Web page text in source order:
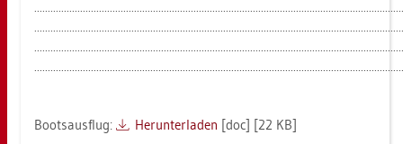
Boots­aus­flug: Her­un­ter­la­den [doc] [22 KB]